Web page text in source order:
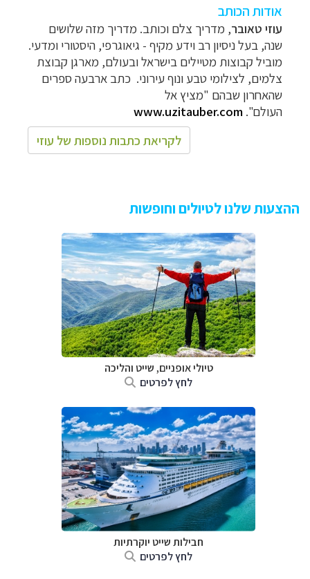
אודות הכותב
עוזי טאובר, מדריך צלם וכותב. מדריך מזה שלושים
שנה, בעל ניסיון רב וידע מקיף - גיאוגרפי, היסטורי ומדעי.
מוביל קבוצות מטיילים בישראל ובעולם, מארגן קבוצת
צלמים, לצילומי טבע ונוף עירוני. כתב ארבעה ספרים
שהאחרון שבהם "מציץ אל
העולם". www.uzitauber.com
לקריאת כתבות נוספות של עוזי
ההצעות שלנו לטיולים וחופשות
טיולי אופניים, שייט והליכה
לחץ לפרטים
חבילות שייט יוקרתיות
לחץ לפרטים